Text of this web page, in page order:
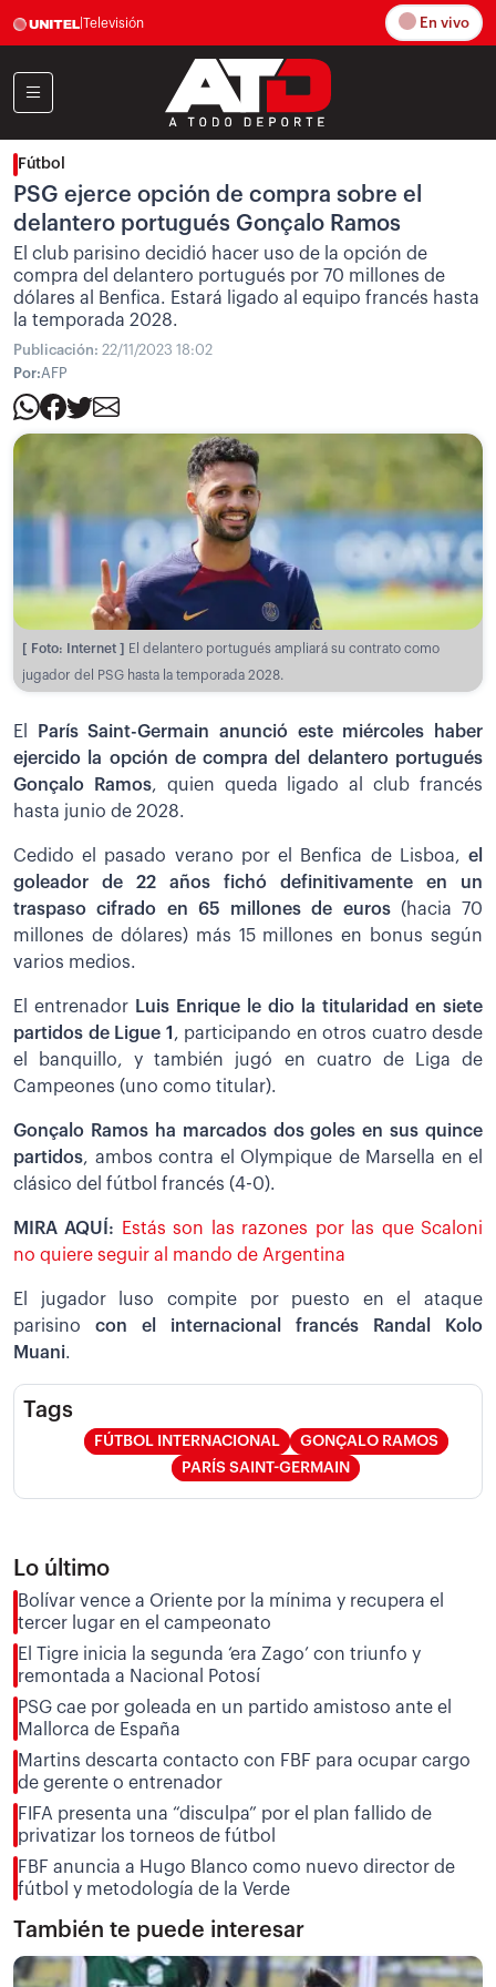
Televisión En vivo
Fútbol
PSG ejerce opción de compra sobre el
delantero portugués Gonçalo Ramos
El club parisino decidió hacer uso de la opción de
compra del delantero portugués por 70 millones de
dólares al Benfica. Estará ligado al equipo francés hasta
la temporada 2028.
Publicación: 22/11/2023 18:02
Por:AFP
[ Foto: Internet ]
El delantero portugués ampliará su contrato como
jugador del PSG hasta la temporada 2028.
El
París Saint-Germain anunció este miércoles haber
ejercido la opción de compra del delantero portugués
Gonçalo Ramos, quien queda ligado al club francés
hasta junio de 2028.
Cedido el pasado verano por el Benfica de Lisboa, el
goleador de 22 años fichó definitivamente en un
traspaso cifrado en 65 millones de euros(hacia 70
millones de dólares) más 15 millones en bonus según
varios medios.
El entrenador Luis Enrique le dio la titularidad en siete
partidos de Ligue 1 , participando en otros cuatro desde
el banquillo, y también jugó en cuatro de Liga de
Campeones (uno como titular).
Gonçalo Ramos ha marcados dos goles en sus quince
partidos, ambos contra el Olympique de Marsella en el
clásico del fútbol francés (4-0).
MIRA AQUÍ:
Estás son las razones por las que Scaloni
no quiere seguir al mando de Argentina
El jugador luso compite por puesto en el ataque
parisino con el internacional francés Randal Kolo
Muani.
Tags
FÚTBOL INTERNACIONAL
GONÇALO RAMOS
PARÍS SAINT-GERMAIN
Lo último
Bolívar vence a Oriente por la mínima y recupera el
tercer lugar en el campeonato
El Tigre inicia la segunda ‘era Zago’ con triunfo y
remontada a Nacional Potosí
PSG cae por goleada en un partido amistoso ante el
Mallorca de España
Martins descarta contacto con FBF para ocupar cargo
de gerente o entrenador
FIFA presenta una “disculpa” por el plan fallido de
privatizar los torneos de fútbol
FBF anuncia a Hugo Blanco como nuevo director de
fútbol y metodología de la Verde
También te puede interesar